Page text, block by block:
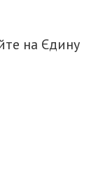
на Єдину